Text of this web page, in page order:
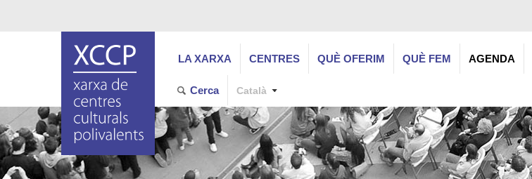
LA XARXA CENTRES QUÈ OFERIM QUÈ FEM AGENDA
Cerca Català